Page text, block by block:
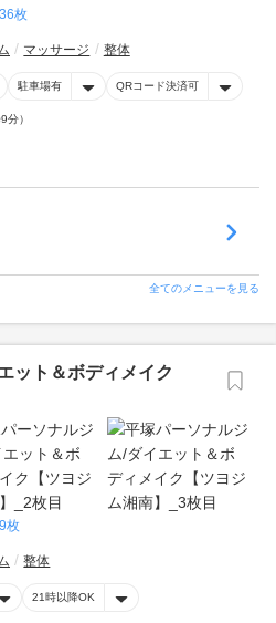
36枚
マッサージ 整体
駐車場有 QRコード決済可
分）
全てのメニューを見る
ット＆ボディメイク
9枚
整体
21時以降OK